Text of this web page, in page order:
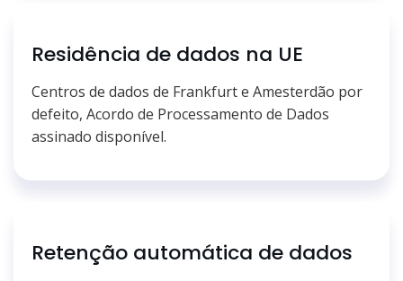
Residência de dados na UE
Centros de dados de Frankfurt e Amesterdão por
defeito, Acordo de Processamento de Dados
assinado disponível.
Retenção automática de dados